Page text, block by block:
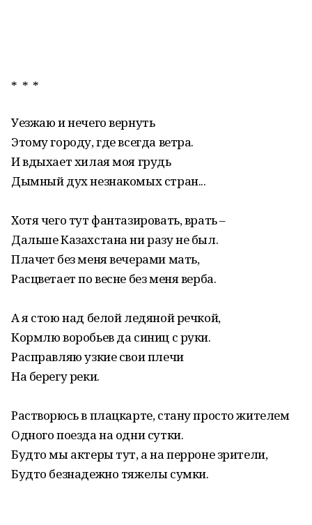
* * *
Уезжаю и нечего вернуть
Этому городу, где всегда ветра.
И вдыхает хилая моя грудь
Дымный дух незнакомых стран...
Хотя чего тут фантазировать, врать –
Дальше Казахстана ни разу не был.
Плачет без меня вечерами мать,
Расцветает по весне без меня верба.
А я стою над белой ледяной речкой,
Кормлю воробьев да синиц с руки.
Расправляю узкие свои плечи
На берегу реки.
Растворюсь в плацкарте, стану просто жителем
Одного поезда на одни сутки.
Будто мы актеры тут, а на перроне зрители,
Будто безнадежно тяжелы сумки.